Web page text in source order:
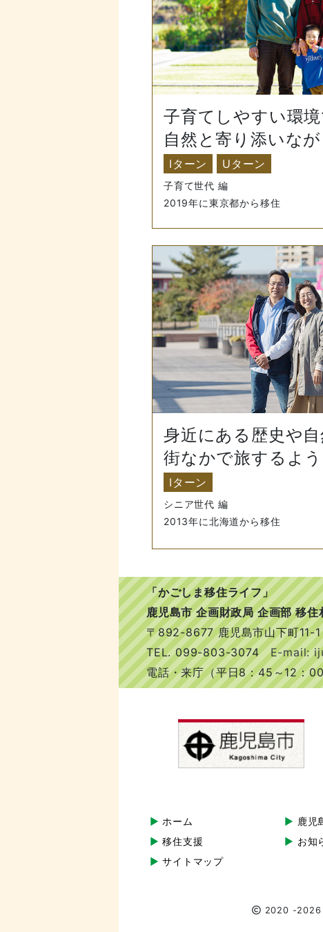
子育てしやすい環
自然と寄り添いなが
Iターン Uターン
子育て世代 編
2019年に東京都から移住
身近にある歴史や
街なかで旅するよう
Iターン
シニア世代 編
2013年に北海道から移住
「かごしま移住ライフ」
鹿児島市 企画財政局 企画部 移
〒892-8677 鹿児島市山下町11-1
TEL.099-803-3074 E-mail:
電話・来庁（平日8：45～12：
ホーム 鹿児
移住支援
お知
サイトマップ
2020 -2026